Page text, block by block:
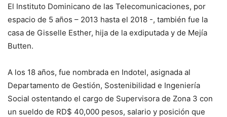
El Instituto Dominicano de las Telecomunicaciones, por
espacio de 5 años – 2013 hasta el 2018 -, también fue la
casa de Gisselle Esther, hija de la exdiputada y de Mejía
Butten.
A los 18 años, fue nombrada en Indotel, asignada al
Departamento de Gestión, Sostenibilidad e Ingeniería
Social ostentando el cargo de Supervisora de Zona 3 con
un sueldo de RD$ 40,000 pesos, salario y posición que